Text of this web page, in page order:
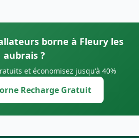
borne à Fleury les
aubrais ?
et économisez jusqu'à 40%
Recharge Gratuit